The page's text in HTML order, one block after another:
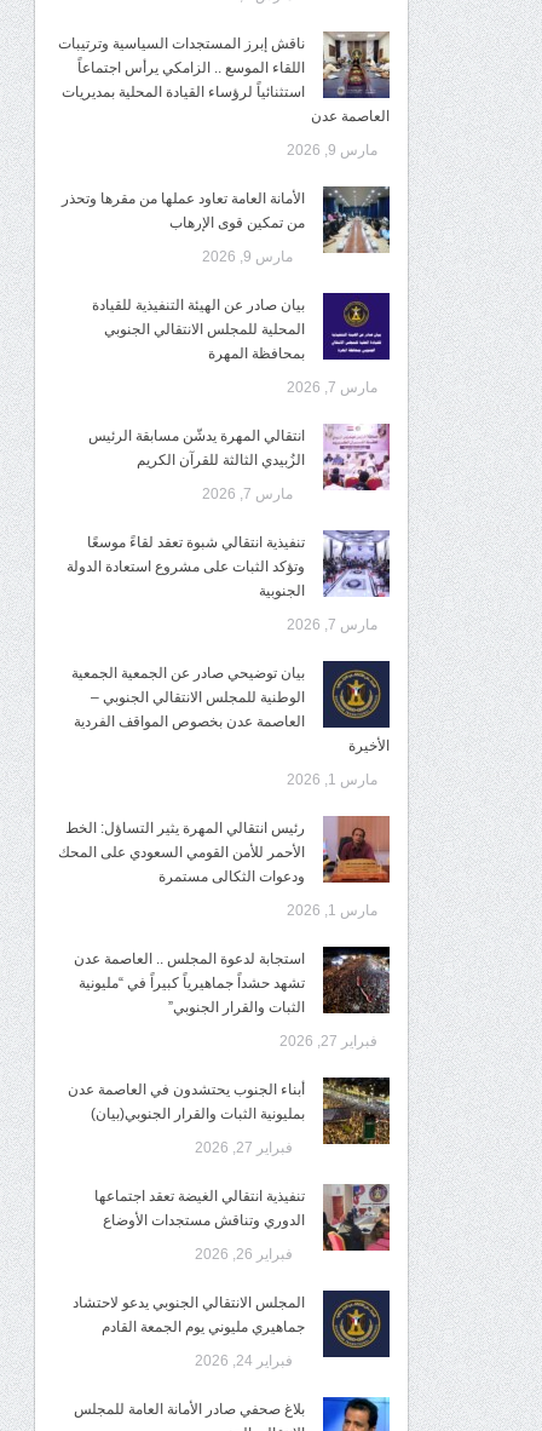
ناقش إبرز المستجدات السياسية وترتيبات
اللقاء الموسع .. الزامكي يرأس اجتماعاً
استثنائياً لرؤساء القيادة المحلية بمديريات
العاصمة عدن
مارس 9, 2026
الأمانة العامة تعاود عملها من مقرها وتحذر
من تمكين قوى الإرهاب
مارس 9, 2026
بيان صادر عن الهيئة التنفيذية للقيادة
المحلية للمجلس الانتقالي الجنوبي
بمحافظة المهرة
مارس 7, 2026
انتقالي المهرة يدشّن مسابقة الرئيس
الزُبيدي الثالثة للقرآن الكريم
مارس 7, 2026
تنفيذية انتقالي شبوة تعقد لقاءً موسعًا
وتؤكد الثبات على مشروع استعادة الدولة
الجنوبية
مارس 7, 2026
بيان توضيحي صادر عن الجمعية الجمعية
الوطنية للمجلس الانتقالي الجنوبي –
العاصمة عدن بخصوص المواقف الفردية
الأخيرة
مارس 1, 2026
رئيس انتقالي المهرة يثير التساؤل: الخط
الأحمر للأمن القومي السعودي على المحك
ودعوات الثكالى مستمرة
مارس 1, 2026
استجابة لدعوة المجلس .. العاصمة عدن
تشهد حشداً جماهيرياً كبيراً في “مليونية
الثبات والقرار الجنوبي”
فبراير 27, 2026
أبناء الجنوب يحتشدون في العاصمة عدن
بمليونية الثبات والقرار الجنوبي(بيان)
فبراير 27, 2026
تنفيذية انتقالي الغيضة تعقد اجتماعها
الدوري وتناقش مستجدات الأوضاع
فبراير 26, 2026
المجلس الانتقالي الجنوبي يدعو لاحتشاد
جماهيري مليوني يوم الجمعة القادم
فبراير 24, 2026
بلاغ صحفي صادر الأمانة العامة للمجلس